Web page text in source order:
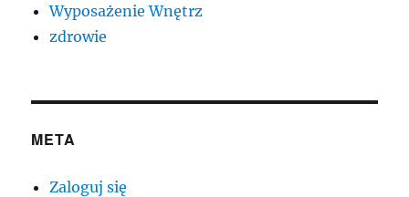
Wyposażenie Wnętrz
zdrowie
META
Zaloguj się